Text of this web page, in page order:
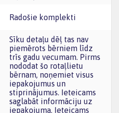
Radošie komplekti
Sīku detaļu dēļ tas nav
piemērots bērniem līdz
trīs gadu vecumam. Pirms
nododat šo rotaļlietu
bērnam, noņemiet visus
iepakojumus un
stiprinājumus. Ieteicams
saglabāt informāciju uz
iepakojuma. Ieteicams